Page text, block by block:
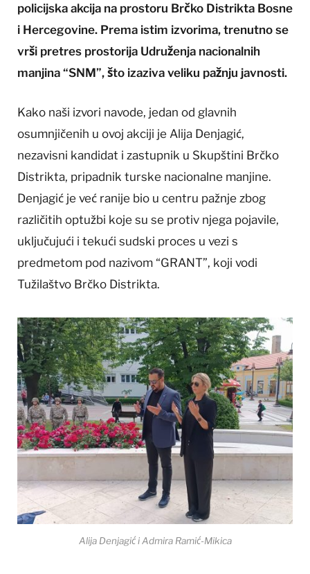
policijska akcija na prostoru Brčko Distrikta Bosne
i Hercegovine. Prema istim izvorima, trenutno se
vrši pretres prostorija Udruženja nacionalnih
manjina “SNM”, što izaziva veliku pažnju javnosti.
Kako naši izvori navode, jedan od glavnih
osumnjičenih u ovoj akciji je Alija Denjagić,
nezavisni kandidat i zastupnik u Skupštini Brčko
Distrikta, pripadnik turske nacionalne manjine.
Denjagić je već ranije bio u centru pažnje zbog
različitih optužbi koje su se protiv njega pojavile,
uključujući i tekući sudski proces u vezi s
predmetom pod nazivom “GRANT”, koji vodi
Tužilaštvo Brčko Distrikta.
Alija Denjagić i Admira Ramić-Mikica